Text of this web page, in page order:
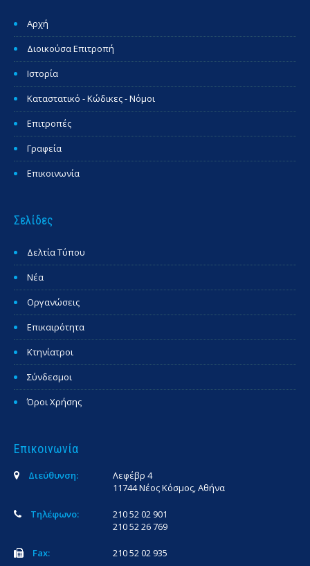
Αρχή
Διοικούσα Επιτροπή
Ιστορία
Καταστατικό - Κώδικες - Νόμοι
Επιτροπές
Γραφεία
Επικοινωνία
Σελίδες
Δελτία Τύπου
Νέα
Οργανώσεις
Επικαιρότητα
Κτηνίατροι
Σύνδεσμοι
Όροι Χρήσης
Επικοινωνία
Διεύθυνση:
Λεφέβρ 4
11744 Νέος Κόσμος, Αθήνα
Τηλέφωνο:
210 52 02 901
210 52 26 769
Fax: 210 52 02 935